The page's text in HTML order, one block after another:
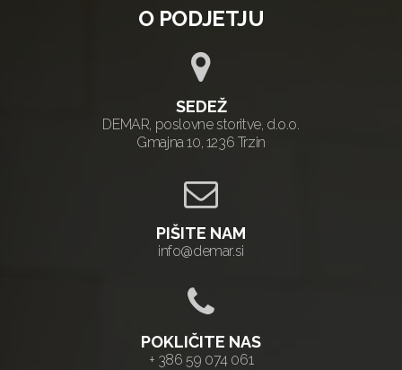
O PODJETJU
SEDEŽ
DEMAR, poslovne storitve, d.o.o.
Gmajna 10, 1236 Trzin
PIŠITE NAM
info@demar.si
POKLIČITE NAS
+ 386 59 074 061